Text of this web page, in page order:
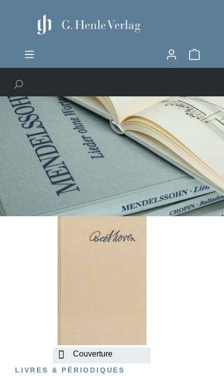
Couverture
LIVRES & PÉRIODIQUES